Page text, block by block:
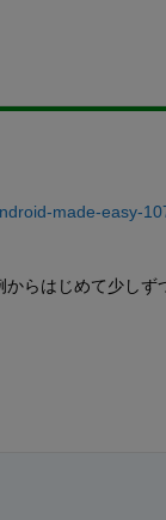
made-easy-
らはじめて少し